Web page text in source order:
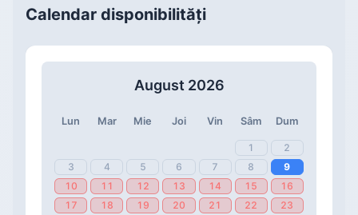
Calendar disponibilități
August 2026
Lun Mar Mie Joi Vin Sâm Dum
1
2
3
4 5 6 7 8
9
10
11 12 13 14 15
16
17
18 19 20 21 22
23